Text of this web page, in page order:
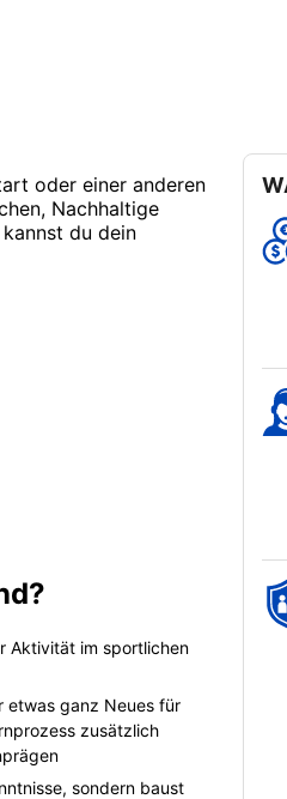
oder einer anderen
Nachhaltige
du dein
Aktivität im sportlichen
etwas ganz Neues für
zusätzlich
sondern baust